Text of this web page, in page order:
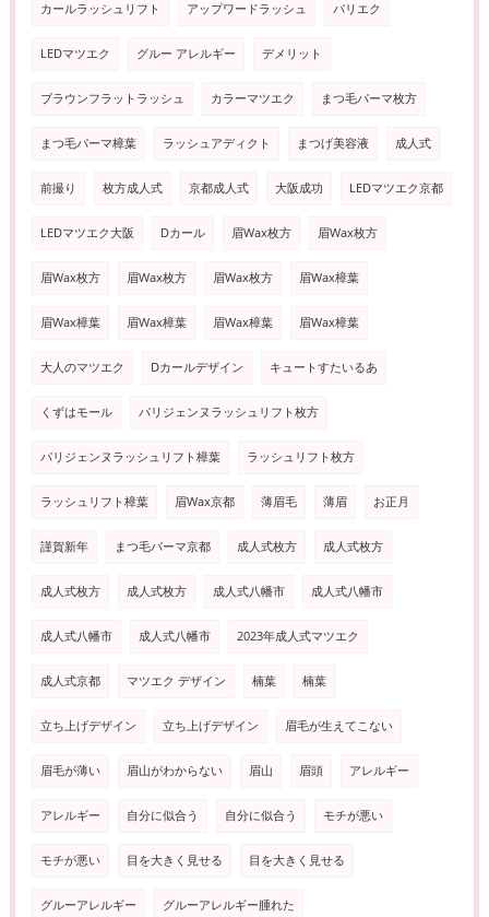
カールラッシュリフト アップワードラッシュ パリエク
LEDマツエク グルー アレルギー デメリット
ブラウンフラットラッシュ カラーマツエク まつ毛パーマ枚方
まつ毛パーマ樟葉 ラッシュアディクト まつげ美容液 成人式
前撮り 枚方成人式 京都成人式 大阪成功 LEDマツエク京都
LEDマツエク大阪 Dカール 眉Wax枚方 眉Wax枚方
眉Wax枚方 眉Wax枚方 眉Wax枚方 眉Wax樟葉
眉Wax樟葉 眉Wax樟葉 眉Wax樟葉 眉Wax樟葉
大人のマツエク Dカールデザイン キュートすたいるあ
くずはモール パリジェンヌラッシュリフト枚方
パリジェンヌラッシュリフト樟葉 ラッシュリフト枚方
ラッシュリフト樟葉 眉Wax京都 薄眉毛 薄眉 お正月
謹賀新年 まつ毛パーマ京都 成人式枚方 成人式枚方
成人式枚方 成人式枚方 成人式八幡市 成人式八幡市
成人式八幡市 成人式八幡市 2023年成人式マツエク
成人式京都 マツエク デザイン 楠葉 楠葉
立ち上げデザイン 立ち上げデザイン 眉毛が生えてこない
眉毛が薄い 眉山がわからない 眉山 眉頭 アレルギー
アレルギー 自分に似合う 自分に似合う モチが悪い
モチが悪い 目を大きく見せる 目を大きく見せる
グルーアレルギー グルーアレルギー腫れた